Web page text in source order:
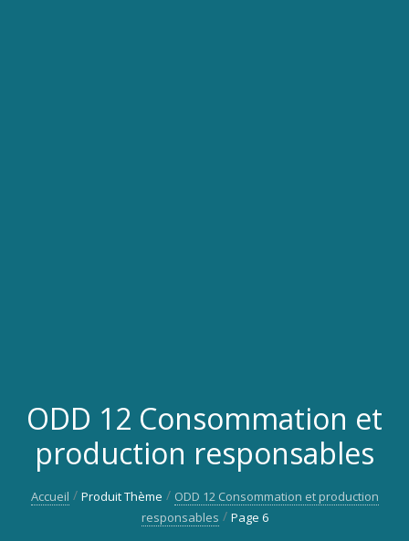
ODD 12 Consommation et
production responsables
Accueil Produit Thème
ODD 12 Consommation et production
responsables
Page 6